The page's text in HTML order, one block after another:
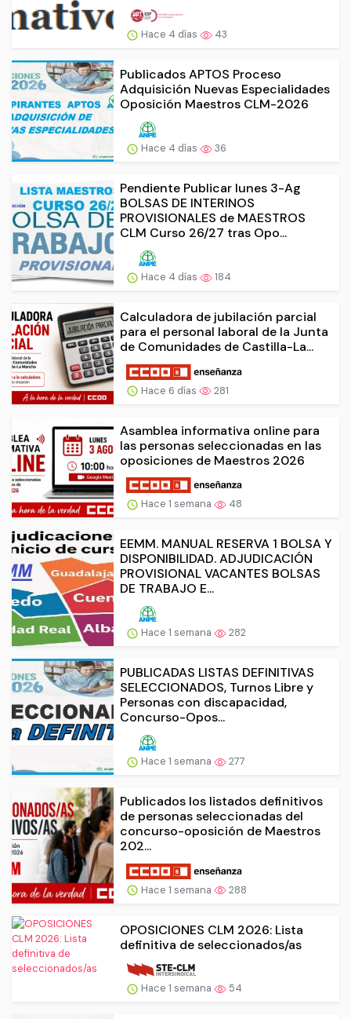
Hace 4 días 43
Publicados APTOS Proceso
Adquisición Nuevas Especialidades
Oposición Maestros CLM-2026
Hace 4 días 36
Pendiente Publicar lunes 3-Ag
BOLSAS DE INTERINOS
PROVISIONALES de MAESTROS
CLM Curso 26/27 tras Opo...
Hace 4 días 184
Calculadora de jubilación parcial
para el personal laboral de la Junta
de Comunidades de Castilla-La...
Hace 6 días 281
Asamblea informativa online para
las personas seleccionadas en las
oposiciones de Maestros 2026
Hace 1 semana 48
EEMM. MANUAL RESERVA 1 BOLSA Y
DISPONIBILIDAD. ADJUDICACIÓN
PROVISIONAL VACANTES BOLSAS
DE TRABAJO E...
Hace 1 semana 282
PUBLICADAS LISTAS DEFINITIVAS
SELECCIONADOS, Turnos Libre y
Personas con discapacidad,
Concurso-Opos...
Hace 1 semana 277
Publicados los listados definitivos
de personas seleccionadas del
concurso-oposición de Maestros
202...
Hace 1 semana 288
OPOSICIONES CLM 2026: Lista
definitiva de seleccionados/as
Hace 1 semana 54